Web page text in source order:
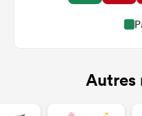
Autres